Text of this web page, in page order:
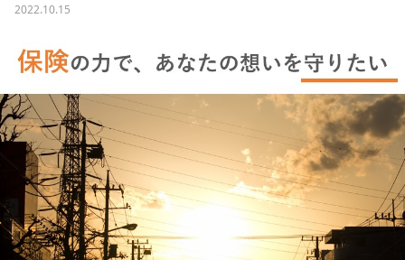
2022.10.15